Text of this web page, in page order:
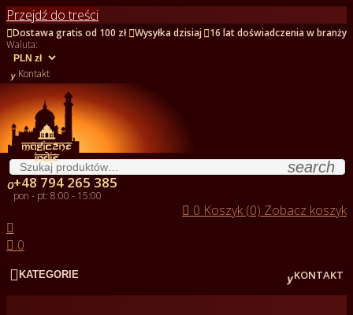
Przejdź do treści
Dostawa gratis od 100 zł Wysyłka dzisiaj 16 lat doświadczenia w branży
Waluta:
 Kontakt
search
+48 794 265 385
pon - pt: 8:00 - 15:00
 0 Koszyk (0) Zobacz koszyk

 0
 KATEGORIE KONTAKT